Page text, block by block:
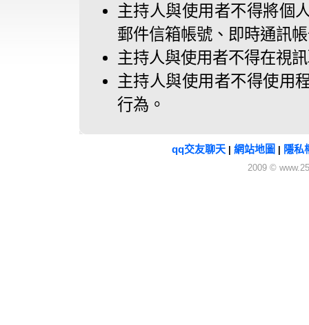
主持人與使用者不得將個
郵件信箱帳號、即時通訊
主持人與使用者不得在視
主持人與使用者不得使用
行為。
qq交友聊天| 網站地圖 隱私
2009 ©